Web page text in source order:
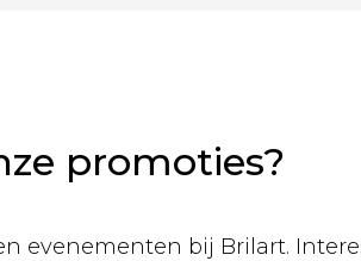
promoties?
evenementen bij Brilart.